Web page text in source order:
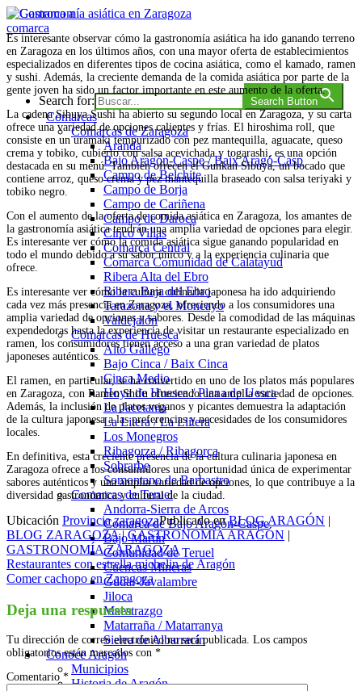
Saltar
al
contenido
Comarca a comarca
Search for: Search Button
Comarcas
Comarcas de Zaragoza
Aranda
Bajo Aragón-Caspe / Baix Aragó-Casp
Campo de Belchite
Campo de Borja
Campo de Cariñena
Campo de Daroca
Cinco Villas
Comarca Central
Comarca Comunidad de Calatayud
Ribera Alta del Ebro
Ribera Baja del Ebro
Tarazona y el Moncayo
Valdejalón
Comarcas de Huesca
Alto Gállego
Bajo Cinca / Baix Cinca
Cinca Medio
Hoya de Huesca / Plana de Uesca
La Jacetania
La Litera / La Llitera
Los Monegros
Ribagorza / Ribagorça
Sobrarbe
Somontano de Barbastro
Comarcas de Teruel
Andorra-Sierra de Arcos
Comarca de Bajo Aragón-Caspe
Bajo Martín
Comunidad de Teruel
Cuencas Mineras
Gúdar-Javalambre
Jiloca
Maestrazgo
Matarraña / Matarranya
Sierra de Albarracín
Conoce Aragón
Municipios
Historia de Aragón
Es interesante observar cómo la gastronomía asiática ha ido ganando terreno
en Zaragoza en los últimos años, con una mayor oferta de establecimientos
especializados en diferentes tipos de cocina asiática, como el kamado, ramen
y sushi. Además, la creciente demanda de la comida asiática por parte de la
gente joven ha sido un factor importante en este aumento de la oferta.
La cadena Sibuya Sushi ha abierto su segundo local en Zaragoza, y su carta
ofrece una variedad de opciones calientes y frías. El hiroshima roll, que
consiste en un uramaki tempurizado con pez mantequilla, aguacate, queso
crema y tobiko, cubierto con salsa acevichada y togarashi, es una opción
destacada en su menú. También ofrecen el Gunkan Sibuya, un bocado que
contiene arroz, queso crema y pez mantequilla braseado con salsa teriyaki y
tobiko negro.
Con el aumento de la oferta de comida asiática en Zaragoza, los amantes de
la gastronomía asiática tendrán una amplia variedad de opciones para elegir.
Es interesante ver cómo la comida asiática sigue ganando popularidad en
todo el mundo debido a su sabor único y a la experiencia culinaria que
ofrece.
Es interesante ver cómo la cultura culinaria japonesa ha ido adquiriendo
cada vez más presencia en Zaragoza, ofreciendo a los consumidores una
amplia variedad de opciones y sabores. Desde la comodidad de las máquinas
expendedoras hasta la experiencia de visitar un restaurante especializado en
ramen, los consumidores tienen acceso a una gran variedad de platos
japoneses auténticos.
El ramen, en particular, se ha convertido en uno de los platos más populares
en Zaragoza, con Ramen Shifu ofreciendo una amplia variedad de opciones.
Además, la inclusión de platos veganos y picantes demuestra la adaptación
de la cultura japonesa a las preferencias y necesidades de los consumidores
locales.
En definitiva, esta creciente presencia de la cultura culinaria japonesa en
Zaragoza ofrece a los consumidores una oportunidad única de experimentar
sabores auténticos y una amplia variedad de opciones, lo que contribuye a la
diversidad gastronómica y cultural de la ciudad.
Ubicación Provincia zaragozaPublicado en BLOG ARAGÓN |
BLOG ZARAGOZA|GASTRONOMÍA ARAGÓN |
GASTRONOMÍA ZARAGOZA
Navegación
de
entradas
Restaurantes con estrella michelin de Aragón
Comer cachopo en Zaragoza
Deja una respuesta
Tu dirección de correo electrónico no será publicada. Los campos
obligatorios están marcados con *
Comentario *